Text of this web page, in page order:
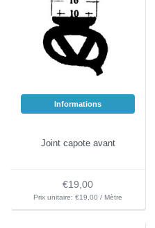
Informations
Joint capote avant
€19,00
Prix unitaire: €19,00 / Mètre